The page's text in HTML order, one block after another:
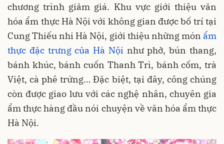
chương trình giảm giá. Khu vực giới thiệu văn
hóa ẩm thực Hà Nội với không gian được bố trí tại
Cung Thiếu nhi Hà Nội, giới thiệu những món ẩm
thực đặc trưng của Hà Nội như phở, bún thang,
bánh khúc, bánh cuốn Thanh Trì, bánh cốm, trà
Việt, cà phê trứng… Đặc biệt, tại đây, công chúng
còn được giao lưu với các nghệ nhân, chuyên gia
ẩm thực hàng đầu nói chuyện về văn hóa ẩm thực
Hà Nội.